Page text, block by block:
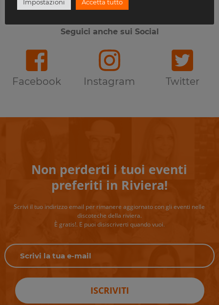
Ti piace Riviera Disco?
Seguici anche sui Social
Facebook Instagram Twitter
Non perderti i tuoi eventi
preferiti in Riviera!
Scrivi il tuo indirizzo email per rimanere aggiornato con gli eventi nelle
discoteche della riviera.
È gratis!. E puoi disiscriverti quando vuoi.
ISCRIVITI
Impostazioni Accetta tutto